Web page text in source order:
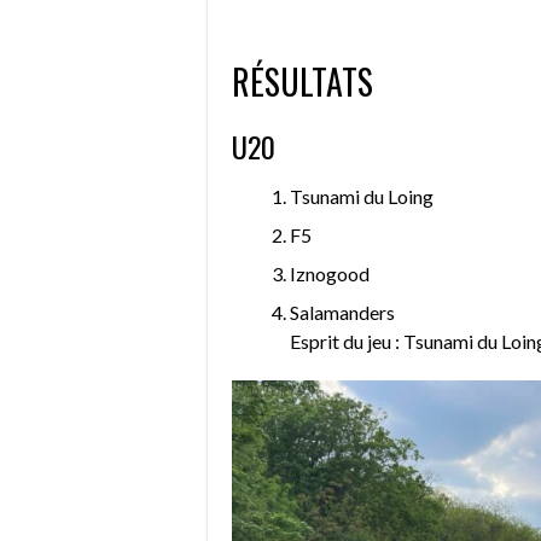
RÉSULTATS
U20
Tsunami du Loing
F5
Iznogood
Salamanders
Esprit du jeu : Tsunami du